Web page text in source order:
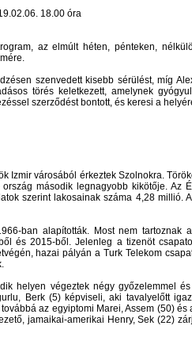
18.00 óra
az elmúlt héten, pénteken,
szenvedett kisebb sérülést, míg
törés keletkezett, amelynek
szerződést bontott, és keresi a
Izmir városából érkeztek Szolnokra.
második legnagyobb kikötője. Az
szerint lakosainak száma 4,28 millió.
ban alapították. Most nem tartoznak
és 2015-ből. Jelenleg a tizenöt
hazai pályán a Turk Telekom
helyen végeztek négy győzelemmel
Berk (5) képviseli, aki tavalyelőtt
az egyiptomi Marei, Assem (50)
jamaikai-amerikai Henry, Sek (22)